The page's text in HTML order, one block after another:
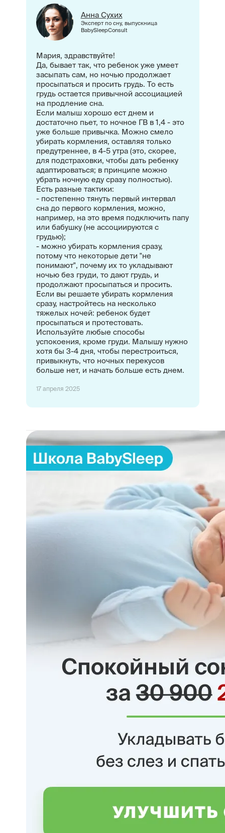
Анна Сухих
Эксперт по сну, выпускница
BabySleepConsult
Мария, здравствуйте!
Да, бывает так, что ребенок уже умеет
засыпать сам, но ночью продолжает
просыпаться и просить грудь. То есть
грудь остается привычной ассоциацией
на продление сна.
Если малыш хорошо ест днем и
достаточно пьет, то ночное ГВ в 1,4 - это
уже больше привычка. Можно смело
убирать кормления, оставляя только
предутреннее, в 4-5 утра (это, скорее,
для подстраховки, чтобы дать ребенку
адаптироваться; в принципе можно
убрать ночную еду сразу полностью).
Есть разные тактики:
- постепенно тянуть первый интервал
сна до первого кормления, можно,
например, на это время подключить папу
или бабушку (не ассоциируются с
грудью);
- можно убирать кормления сразу,
потому что некоторые дети "не
понимают", почему их то укладывают
ночью без груди, то дают грудь, и
продолжают просыпаться и просить.
Если вы решаете убирать кормления
сразу, настройтесь на несколько
тяжелых ночей: ребенок будет
просыпаться и протестовать.
Используйте любые способы
успокоения, кроме груди. Малышу нужно
хотя бы 3-4 дня, чтобы перестроиться,
привыкнуть, что ночных перекусов
больше нет, и начать больше есть днем.
17 апреля 2025